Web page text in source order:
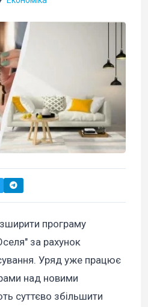
програму
за рахунок
Уряд уже працює
над новими
суттєво збільшити